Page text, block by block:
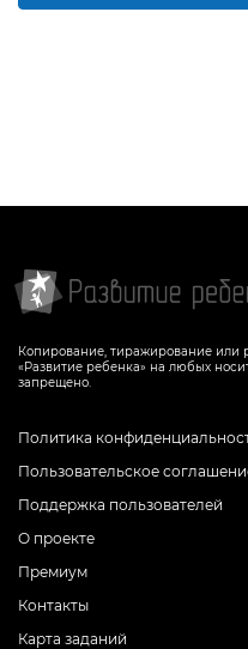
Копирование, тиражирование или
«Развитие ребенка» на любых
запрещено.
Политика
Пользовательское
Поддержка пользователей
О проекте
Премиум
Контакты
Карта заданий